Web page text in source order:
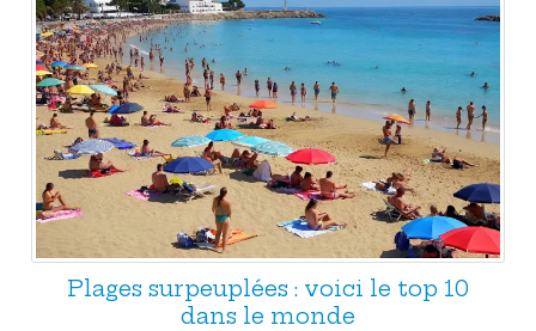
Plages surpeuplées : voici le top 10
dans le monde